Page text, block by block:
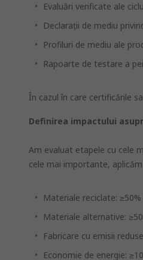
Evaluări verificate ale
Declaraţii de mediu
Profiluri de mediu ale
Rapoarte de testare a
În cazul în care certificările
Definirea impactului
Am evaluat etapele cu cele
cele mai importante,
Materiale reciclate:
Materiale alternative:
Fabricare cu emisii
Economie de energie: